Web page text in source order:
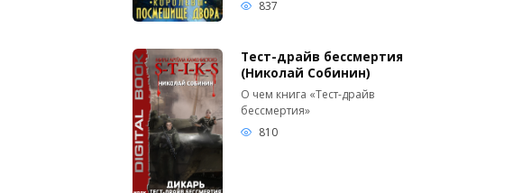
837
Тест-драйв бессмертия
(Николай Собинин)
О чем книга «Тест-драйв
бессмертия»
810